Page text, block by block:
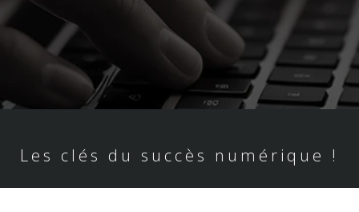
Les clés du succès numérique !